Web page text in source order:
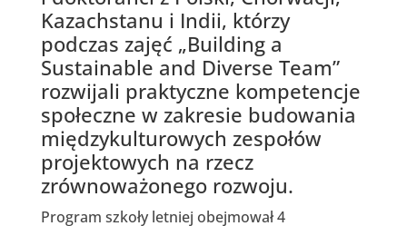
Kazachstanu i Indii, którzy
podczas zajęć „Building a
Sustainable and Diverse Team”
rozwijali praktyczne kompetencje
społeczne w zakresie budowania
międzykulturowych zespołów
projektowych na rzecz
zrównoważonego rozwoju.
Program szkoły letniej obejmował 4